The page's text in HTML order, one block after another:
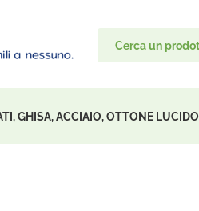
GHISA, ACCIAIO, OTTONE LUCIDO